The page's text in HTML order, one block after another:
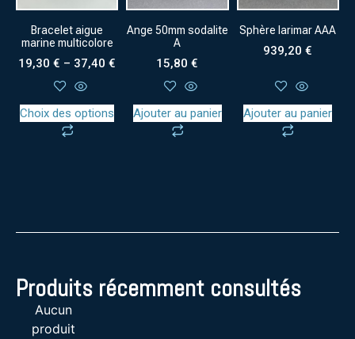
Bracelet aigue
marine multicolore
19,30€ – 37,40€
Choix des options
Ange 50mm sodalite
A
15,80€
Ajouter au panier
Sphère larimar AAA
939,20€
Ajouter au panier
Produits récemment consultés
Aucun
produit